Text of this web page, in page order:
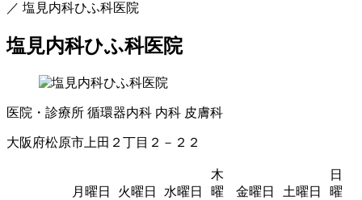
／ 塩見内科ひふ科医院
塩見内科ひふ科医院
医院・診療所 循環器内科 内科 皮膚科
大阪府松原市上田２丁目２－２２
月曜日 火曜日 水曜日
木
曜
金曜日 土曜日
日
曜